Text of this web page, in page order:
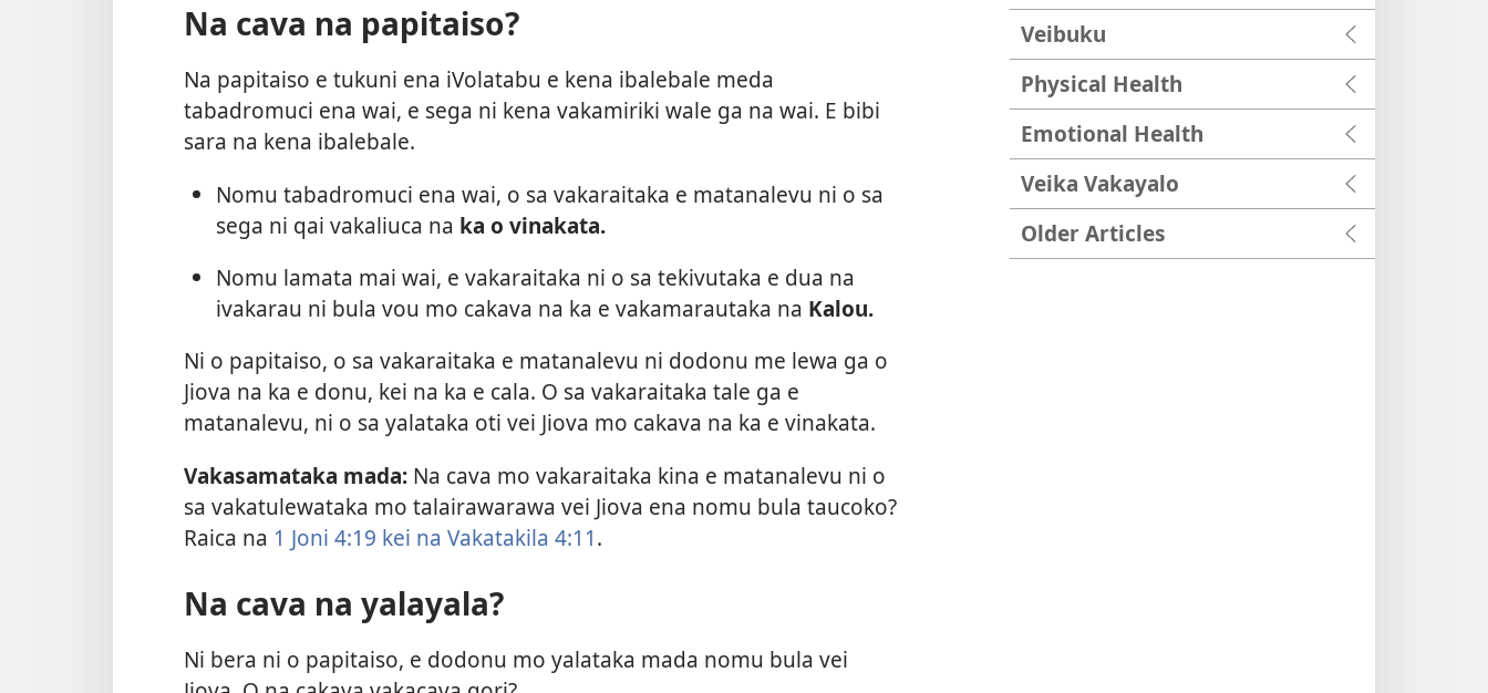
Na cava na papitaiso?
Na papitaiso e tukuni ena iVolatabu e kena ibalebale meda
tabadromuci ena wai, e sega ni kena vakamiriki wale ga na wai. E bibi
sara na kena ibalebale.
Nomu tabadromuci ena wai, o sa vakaraitaka e matanalevu ni o sa
sega ni qai vakaliuca na ka o vinakata.
Nomu lamata mai wai, e vakaraitaka ni o sa tekivutaka e dua na
ivakarau ni bula vou mo cakava na ka e vakamarautaka na Kalou.
Ni o papitaiso, o sa vakaraitaka e matanalevu ni dodonu me lewa ga o
Jiova na ka e donu, kei na ka e cala. O sa vakaraitaka tale ga e
matanalevu, ni o sa yalataka oti vei Jiova mo cakava na ka e vinakata.
Vakasamataka mada: Na cava mo vakaraitaka kina e matanalevu ni o
sa vakatulewataka mo talairawarawa vei Jiova ena nomu bula taucoko?
Raica na 1 Joni 4:19 kei na Vakatakila 4:11.
Na cava na yalayala?
Ni bera ni o papitaiso, e dodonu mo yalataka mada nomu bula vei
Veibuku
Physical Health
Emotional Health
Veika Vakayalo
Older Articles